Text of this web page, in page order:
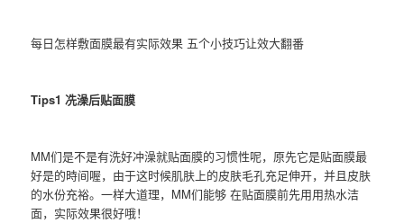
每日怎样敷面膜最有实际效果 五个小技巧让效大翻番
Tips1 冼澡后贴面膜
MM们是不是有洗好冲澡就贴面膜的习惯性呢，原先它是贴面膜最
好是的時间喔，由于这时候肌肤上的皮肤毛孔充足伸开，并且皮肤
的水份充裕。一样大道理，MM们能够 在贴面膜前先用用热水洁
面，实际效果很好哦！